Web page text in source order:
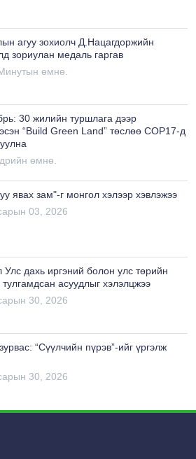
агуу зохиолч Д.Нацагдоржийн
зориулан медаль гаргав
өмнө.
30 жилийн туршлага дээр
“Build Green Land” төслөө COP17-д
өмнө.
явах зам"-г монгол хэлээр хэвлэжээ
03, 2026
Улс дахь иргэний болон улс төрийн
асуудлыг хэлэлцжээ
30, 2026
“Сүүлчийн пүрэв”-ийг үргэлж
30, 2026